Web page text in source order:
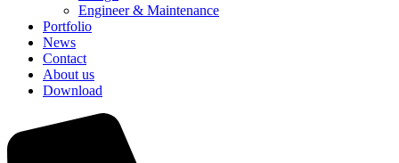
Engineer & Maintenance
Portfolio
News
Contact
About us
Download